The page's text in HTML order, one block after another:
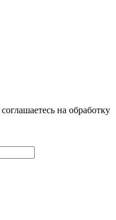
на обработку